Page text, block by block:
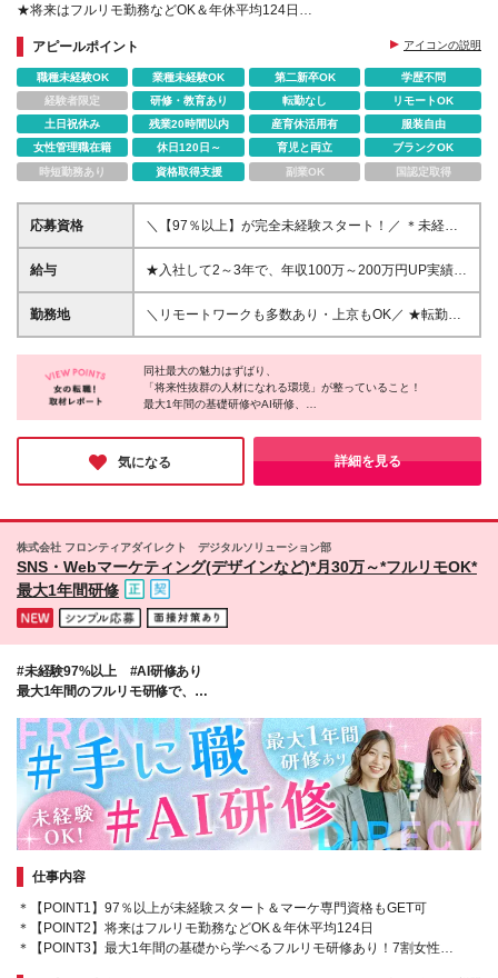
★将来はフルリモ勤務などOK＆年休平均124日
アピールポイント
アイコンの説明
職種未経験OK 業種未経験OK 第二新卒OK
学歴不問
経験者限定
研修・教育あり 転勤なし
リモートOK
土日祝休み
残業20時間以内 産育休活用有
服装自由
女性管理職在籍
休日120日～ 育児と両立
ブランクOK
時短勤務あり
資格取得支援 副業OK 国認定取得
応募資格
＼【97％以上】が完全未経験スタート！／ ＊未経験
歓迎！文系OK ＊社会人デビューOK ＊ITスクールに通
ったことがなくてもOK！ ＊職務経歴一切不問 ★学
も歓迎▼ ★手に職付けたい方 ┗ChatGPTと対話した
ことがある人は尚歓迎！ ★Web業界に興味関心があ
たり、コミュニケーションを取る機会が多いので、
コミュニケーション力が活かせます！ ＼超スピー
ド選考／ ・人柄重視のポテンシャル採用 ・Web面接1
回 ・内定迄最短3日 「ITやWeb業界にチャレンジした
い」 「クリエイティブなことが好き」 「将来的に役
に立つスキルを身につけたい」 「仕事だけでなく、
プライベートも大切にしたい方」 という方にピッタ
給与
★入社して2～3年で、年収100万～200万円UP実績あ
り★ 月給30万円～80万円以上＋賞与年2回 └固定残業
代（月20時間分／2万9300円）含む。超過分は別途全
50万円 └固定残業代（月20時間分／2万9300円～4万
3700円以上）含む。 ※超過分は別途全額支給します
★IT業界経験者、もしくは独学でITについて学ばれて
24.7万円～
勤務地
＼リモートワークも多数あり・上京もOK／ ★転勤な
し／希望を考慮★ 現在”全国”への展開を進めており、
全国各地で募集中！ 一都三県、関東、中部、関西、
中国、九州など多数 【本社】東京都渋谷区渋谷3-3-
5 NBF渋谷イースト2F ゆくゆくは… ☆フルリモー
トワーク ☆フレックス ☆フリーランス ☆副業で稼
ぐ などもOK ◆リモートワーク実施中 ※プロジェク
トによって変動あり ◆U・Iターン歓迎 ◆直行直帰可
◆上京支援制度を活用し、初めての上京もサポート！
成長企業なんです◎ 「経験を積み、いずれは地元に
戻って活躍したい」 そんな方でも活躍できます！ ＼
オフィスの魅力をご紹介／ ★リフレッシュルーム設
置 （自由に使えるカフェスペース♪） ★カフェマシン
ジ・冷蔵庫あり ★社内イベントあり （ビュッフェや
体験型イベントなどなど！！） ※変更の範囲／稼働案
（東京近郊エリア）
同社最大の魅力はずばり、
「将来性抜群の人材になれる環境」が整っていること！
最大1年間の基礎研修やAI研修、
専属メンターの伴走に加え、
配属後のフォロー体制も万全。
さらに、クリエイターやエンジニア等へ
柔軟にジョブチェンジできる選択肢の多さも驚きでした！
「同社なら間違いなく充実したキャリアが築ける」と確信できる
少しでも気になった方は、ぜひお気軽にご応募してみてはいかが
気になる 詳細を見る
株式会社 フロンティアダイレクト デジタルソリューション部
SNS・Webマーケティング(デザインなど)*月30万～*フルリモOK*
最大1年間研修
#未経験97%以上 #AI研修あり
最大1年間のフルリモ研修で、
仕事内容
＊【POINT1】97％以上が未経験スタート＆マーケ専門資格もGET可
＊【POINT2】将来はフルリモ勤務などOK＆年休平均124日
＊【POINT3】最大1年間の基礎から学べるフルリモ研修あり！7割女性社